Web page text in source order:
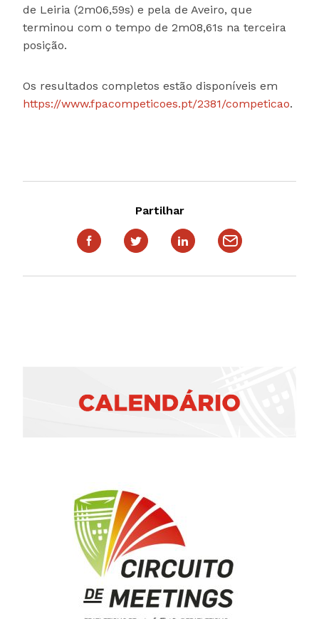
de Leiria (2m06,59s) e pela de Aveiro, que
terminou com o tempo de 2m08,61s na terceira
posição.
Os resultados completos estão disponíveis em
https://www.fpacompeticoes.pt/2381/competicao.
Partilhar